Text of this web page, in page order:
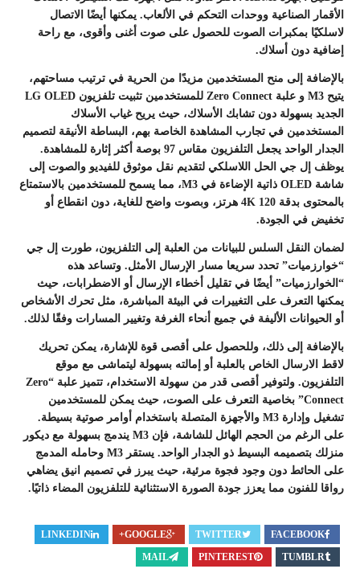
الأقمار الصناعية ووحدات التحكم في الألعاب. يمكنها أيضًا الاتصال
لاسلكيًا بمكبرات الصوت للحصول على صوت أغنى وأقوى، مع راحة
إضافية دون أسلاك.
بالإضافة إلى منح المستخدمين مزيدًا من الحرية في ترتيب مساحتهم،
يتيح M3 و علبة Zero Connect للمستخدمين تثبيت تلفزيون LG OLED
الجديد بسهولة دون تشابك الأسلاك، حيث يريح غياب الأسلاك
المستخدمين في تجارب المشاهدة الخاصة بهم، البساطة الأنيقة لتصميم
الجدار الواحد يجعل التلفزيون مقاس 97 بوصة أكثر إثارة للمشاهدة.
يوظف إل جي الحل اللاسلكي لتقديم نقل موثوق للفيديو والصوت إلى
شاشة OLED ذاتية الإضاءة في M3، مما يسمح للمستخدمين بالاستمتاع
بالمحتوى بدقة 4K 120 هرتز، وبصوت واضح للغاية، دون انقطاع أو
تخفيض في الجودة.
لضمان النقل السلس للبيانات من العلبة إلى التلفزيون، طورت إل جي
“خوارزميات” تحدد سريعا مسار الإرسال الأمثل. وتساعد هذه
“الخوارزميات” أيضًا في تقليل أخطاء الإرسال أو الاضطرابات، حيث
يمكنها التعرف على التغييرات في البيئة المباشرة، مثل تحرك الأشخاص
أو الحيوانات الأليفة في جميع أنحاء الغرفة وتغيير المسارات وفقًا لذلك.
بالإضافة إلى ذلك، وللحصول على أقصى قوة للإشارة، يمكن تحريك
لاقط الارسال الخاص بالعلبة أو إمالته بسهولة ليتماشى مع موقع
التلفزيون. ولتوفير أقصى قدر من سهولة الاستخدام، تتميز علبة “Zero
Connect” بخاصية التعرف على الصوت، حيث يمكن للمستخدمين
تشغيل وإدارة M3 والأجهزة المتصلة باستخدام أوامر صوتية بسيطة.
على الرغم من الحجم الهائل للشاشة، فإن M3 يندمج بسهولة مع ديكور
منزلك بتصميمه البسيط ذو الجدار الواحد. يستقر M3 وحامله المدمج
على الحائط دون وجود فجوة مرئية، حيث يبرز في تصميم انيق يضاهي
رواقا للفنون مما يعزز جودة الصورة الاستثنائية للتلفزيون المضاء ذاتيًا.
FACEBOOK
TWITTER
GOOGLE+
LINKEDIN
TUMBLR
PINTEREST
MAIL